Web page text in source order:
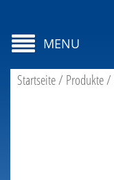
MENU
Startseite/ Produkte/